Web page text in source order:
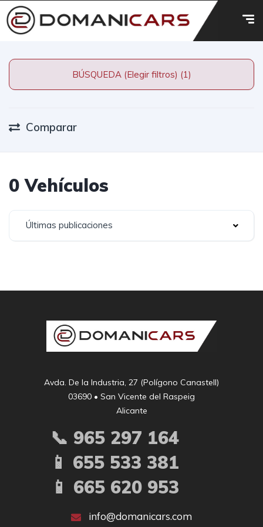
BÚSQUEDA (Elegir filtros) (1)
Comparar
0 Vehículos
Últimas publicaciones
Avda. De la Industria, 27 (Polígono Canastell)
03690 • San Vicente del Raspeig
Alicante
📞 965 297 164
📱 655 533 381
📱 665 620 953
info@domanicars.com